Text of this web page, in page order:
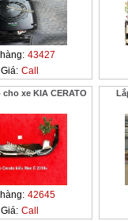
43427
Giá: Call
xe KIA CERATO
42645
Giá: Call